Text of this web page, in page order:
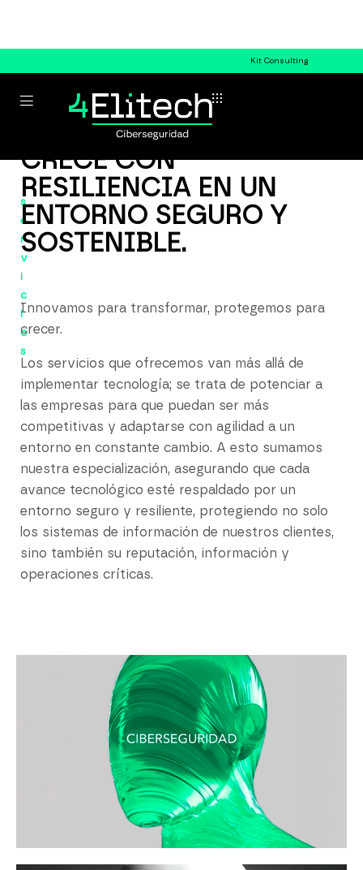
Kit Consulting
s
e
r
v
i
c
i
o
s
CRECE CON
RESILIENCIA EN UN
ENTORNO SEGURO Y
SOSTENIBLE.
Innovamos para transformar, protegemos para
crecer.
Los servicios que ofrecemos van más allá de
implementar tecnología; se trata de potenciar a
las empresas para que puedan ser más
competitivas y adaptarse con agilidad a un
entorno en constante cambio. A esto sumamos
nuestra especialización, asegurando que cada
avance tecnológico esté respaldado por un
entorno seguro y resiliente, protegiendo no solo
los sistemas de información de nuestros clientes,
sino también su reputación, información y
operaciones críticas.